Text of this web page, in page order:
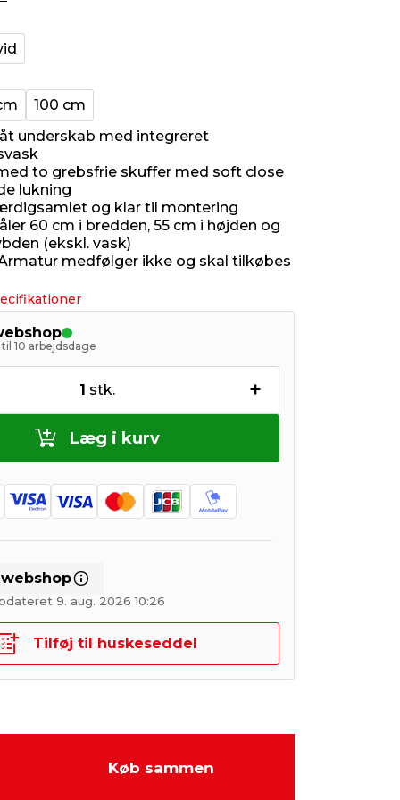
100 cm
underskab med integreret
to grebsfrie skuffer med soft close
lukning
og klar til montering
60 cm i bredden, 55 cm i højden og
(ekskl. vask)
medfølger ikke og skal tilkøbes
10 arbejdsdage
1 stk. +
Læg i kurv
9. aug. 2026 10:26
Tilføj til huskeseddel
Køb sammen